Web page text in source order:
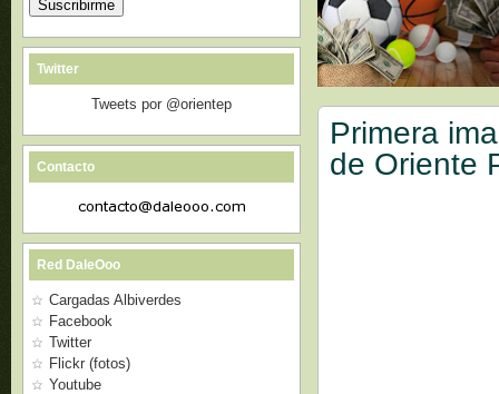
Primera
de Oriente
Twitter
Tweets por @orientep
Contacto
Red DaleOoo
Cargadas Albiverdes
Facebook
Twitter
Flickr (fotos)
Youtube